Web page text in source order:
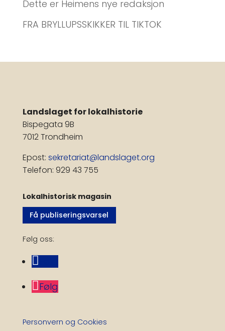
Dette er Heimens nye redaksjon
FRA BRYLLUPSSKIKKER TIL TIKTOK
Landslaget for lokalhistorie
Bispegata 9B
7012 Trondheim
Epost: sekretariat@landslaget.org
Telefon: 929 43 755
Lokalhistorisk magasin
Få publiseringsvarsel
Følg oss:
Følg
Personvern og Cookies